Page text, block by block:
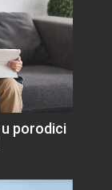
u porodici